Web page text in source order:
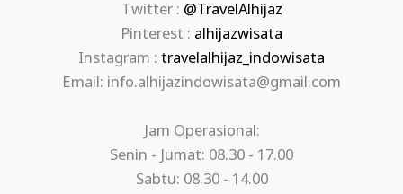
Twitter : @TravelAlhijaz
Pinterest : alhijazwisata
Instagram : travelalhijaz_indowisata
Email: info.alhijazindowisata@gmail.com
Jam Operasional:
Senin - Jumat: 08.30 - 17.00
Sabtu: 08.30 - 14.00